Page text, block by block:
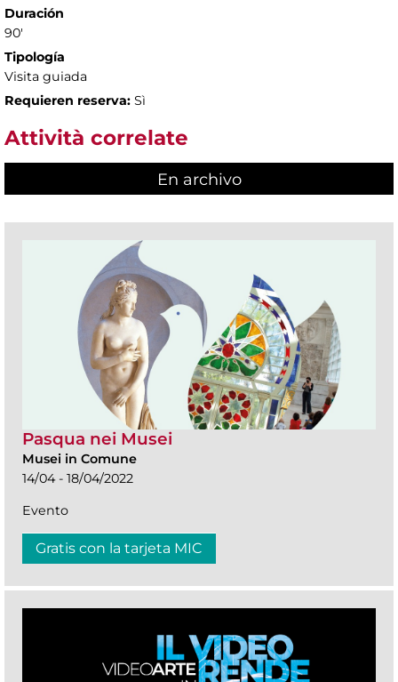
Duración
90'
Tipología
Visita guiada
Requieren reserva: Sì
Attività correlate
En archivo
Pasqua nei Musei
Musei in Comune
14/04 - 18/04/2022
Evento
Gratis con la tarjeta MIC